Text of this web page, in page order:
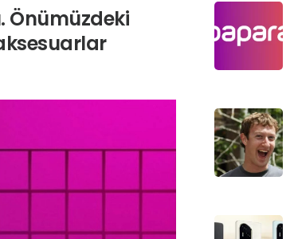
Önümüzdeki